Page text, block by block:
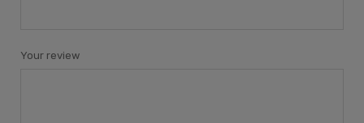
Your review